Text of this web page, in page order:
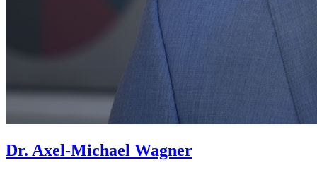
Dr. Axel-Michael Wagner